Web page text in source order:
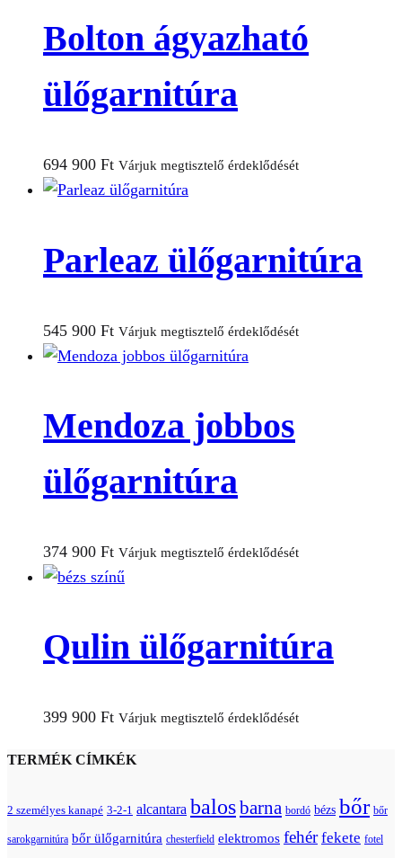
Bolton ágyazható
ülőgarnitúra
694 900 Ft Várjuk megtisztelő érdeklődését
Parleaz ülőgarnitúra
545 900 Ft Várjuk megtisztelő érdeklődését
Mendoza jobbos
ülőgarnitúra
374 900 Ft Várjuk megtisztelő érdeklődését
Qulin ülőgarnitúra
399 900 Ft Várjuk megtisztelő érdeklődését
TERMÉK CÍMKÉK
2 személyes kanapé 3-2-1 alcantara balosbarna bordó bézs bőr bőr
sarokgarnitúra bőr ülőgarnitúra chesterfield elektromos fehér fekete fotel